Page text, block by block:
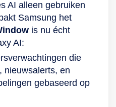
om je
te
muziek te
of om
te
met
Samsung-
AI alleen gebruiken
Samsung het
is nu écht
AI:
die
nieuwsalerts, en
gebaseerd op